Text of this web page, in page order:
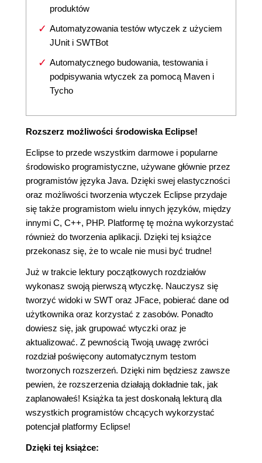
produktów
Automatyzowania testów wtyczek z użyciem
JUnit i SWTBot
Automatycznego budowania, testowania i
podpisywania wtyczek za pomocą Maven i
Tycho
Rozszerz możliwości środowiska Eclipse!
Eclipse to przede wszystkim darmowe i popularne
środowisko programistyczne, używane głównie przez
programistów języka Java. Dzięki swej elastyczności
oraz możliwości tworzenia wtyczek Eclipse przydaje
się także programistom wielu innych języków, między
innymi C, C++, PHP. Platformę tę można wykorzystać
również do tworzenia aplikacji. Dzięki tej książce
przekonasz się, że to wcale nie musi być trudne!
Już w trakcie lektury początkowych rozdziałów
wykonasz swoją pierwszą wtyczkę. Nauczysz się
tworzyć widoki w SWT oraz JFace, pobierać dane od
użytkownika oraz korzystać z zasobów. Ponadto
dowiesz się, jak grupować wtyczki oraz je
aktualizować. Z pewnością Twoją uwagę zwróci
rozdział poświęcony automatycznym testom
tworzonych rozszerzeń. Dzięki nim będziesz zawsze
pewien, że rozszerzenia działają dokładnie tak, jak
zaplanowałeś! Książka ta jest doskonałą lekturą dla
wszystkich programistów chcących wykorzystać
potencjał platformy Eclipse!
Dzięki tej książce: